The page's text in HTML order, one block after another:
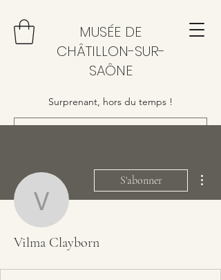
MUSÉE DE
CHÂTILLON-SUR-
SAÔNE
Surprenant, hors du temps !
Vilma Clayborn
S'abonner
Vilma Clayborn